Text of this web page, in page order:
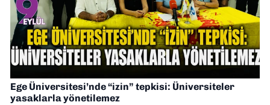
Ege Üniversitesi’nde “izin” tepkisi: Üniversiteler
yasaklarla yönetilemez